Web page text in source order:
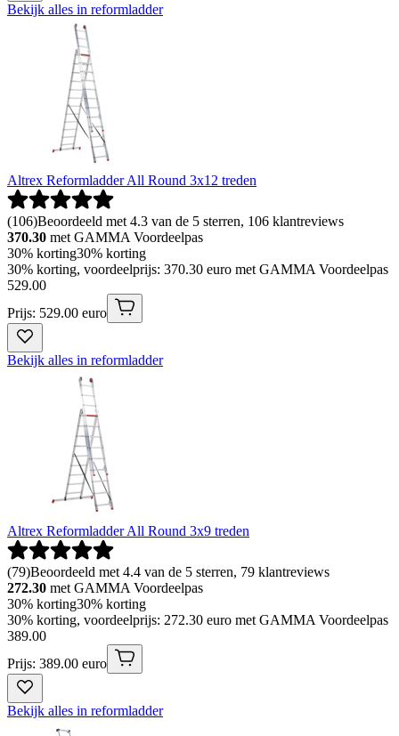
Bekijk alles in reformladder
Altrex Reformladder All Round 3x12 treden
(106)Beoordeeld met 4.3 van de 5 sterren, 106 klantreviews
370.30 met GAMMA Voordeelpas
30% korting30% korting
30% korting, voordeelprijs: 370.30 euro met GAMMA Voordeelpas
529.00
Prijs: 529.00 euro
Bekijk alles in reformladder
Altrex Reformladder All Round 3x9 treden
(79)Beoordeeld met 4.4 van de 5 sterren, 79 klantreviews
272.30 met GAMMA Voordeelpas
30% korting30% korting
30% korting, voordeelprijs: 272.30 euro met GAMMA Voordeelpas
389.00
Prijs: 389.00 euro
Bekijk alles in reformladder